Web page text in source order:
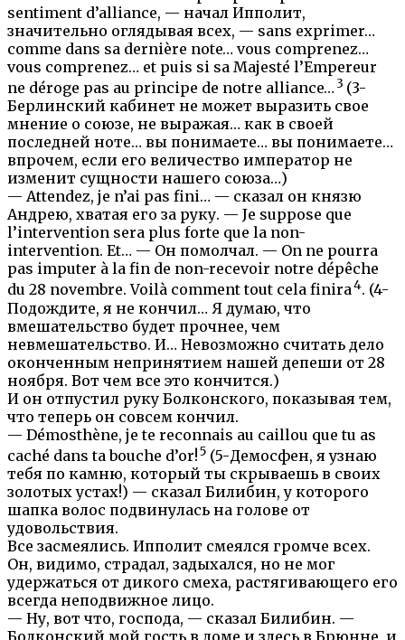
sentiment d’alliance, — начал Ипполит,
значительно оглядывая всех, — sans exprimer…
comme dans sa dernière note… vous comprenez…
vous comprenez… et puis si sa Majesté l’Empereur
ne déroge pas au principe de notre alliance… 3 (3-
Берлинский кабинет не может выразить свое
мнение о союзе, не выражая… как в своей
последней ноте… вы понимаете… вы понимаете…
впрочем, если его величество император не
изменит сущности нашего союза…)
— Attendez, je n’ai pas fini… — сказал он князю
Андрею, хватая его за руку. — Je suppose que
l’intervention sera plus forte que la non-
intervention. Et… — Он помолчал. — On ne pourra
pas imputer à la fin de non-recevoir notre dépêche
du 28 novembre. Voilà comment tout cela finira4. (4-
Подождите, я не кончил… Я думаю, что
вмешательство будет прочнее, чем
невмешательство. И… Невозможно считать дело
оконченным непринятием нашей депеши от 28
ноября. Вот чем все это кончится.)
И он отпустил руку Болконского, показывая тем,
что теперь он совсем кончил.
— Démosthène, je te reconnais au caillou que tu as
caché dans ta bouche d’or!5 (5-Демосфен, я узнаю
тебя по камню, который ты скрываешь в своих
золотых устах!) — сказал Билибин, у которого
шапка волос подвинулась на голове от
удовольствия.
Все засмеялись. Ипполит смеялся громче всех.
Он, видимо, страдал, задыхался, но не мог
удержаться от дикого смеха, растягивающего его
всегда неподвижное лицо.
— Ну, вот что, господа, — сказал Билибин. —
Болконский мой гость в доме и здесь в Брюнне, и